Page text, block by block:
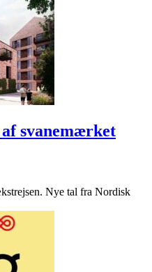
svanemærket
Nye tal fra Nordisk